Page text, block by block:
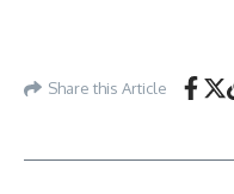
Share this Article